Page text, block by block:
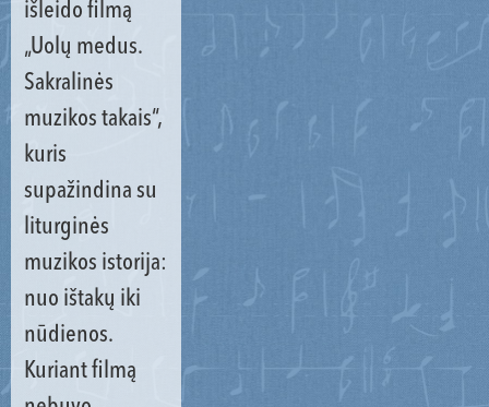
išleido filmą
„Uolų medus.
Sakralinės
muzikos takais“,
kuris
supažindina su
liturginės
muzikos istorija:
nuo ištakų iki
nūdienos.
Kuriant filmą